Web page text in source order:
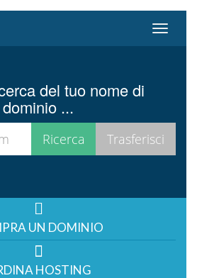
Attiva
del tuo nome di
dominio ...
UN DOMINIO
HOSTING